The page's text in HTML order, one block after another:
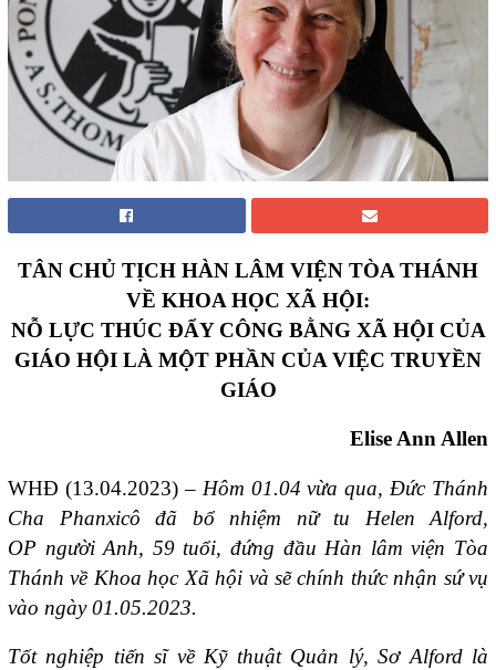
TÂN CHỦ TỊCH HÀN LÂM VIỆN TÒA THÁNH
VỀ KHOA HỌC XÃ HỘI:
NỖ LỰC THÚC ĐẨY CÔNG BẰNG XÃ HỘI CỦA
GIÁO HỘI LÀ MỘT PHẦN CỦA VIỆC TRUYỀN
GIÁO
Elise Ann Allen
WHĐ (13.04.2023) – Hôm 01.04 vừa qua, Đức Thánh
Cha Phanxicô đã bổ nhiệm nữ tu Helen Alford,
OP người Anh, 59 tuổi, đứng đầu Hàn lâm viện Tòa
Thánh về Khoa học Xã hội và sẽ chính thức nhận sứ vụ
vào ngày 01.05.2023.
Tốtnghiệp tiến sĩ vềKỹ thuật Quản lý, Sơ Alford là